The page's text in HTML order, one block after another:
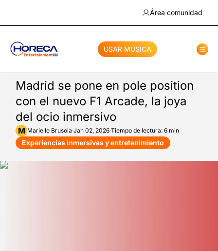
Área comunidad
USAR MÚSICA
Madrid se pone en pole position
con el nuevo F1 Arcade, la joya
del ocio inmersivo
M Marielle Brusola·Jan 02, 2026·Tiempo de lectura: 6 min
Experiencias inmersivas y entretenimiento